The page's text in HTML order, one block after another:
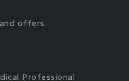
offers.
Professional